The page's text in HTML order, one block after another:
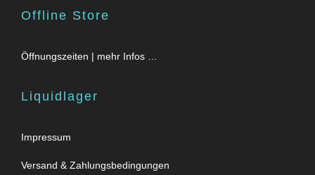
Offline Store
Öffnungszeiten | mehr Infos …
Liquidlager
Impressum
Versand & Zahlungsbedingungen